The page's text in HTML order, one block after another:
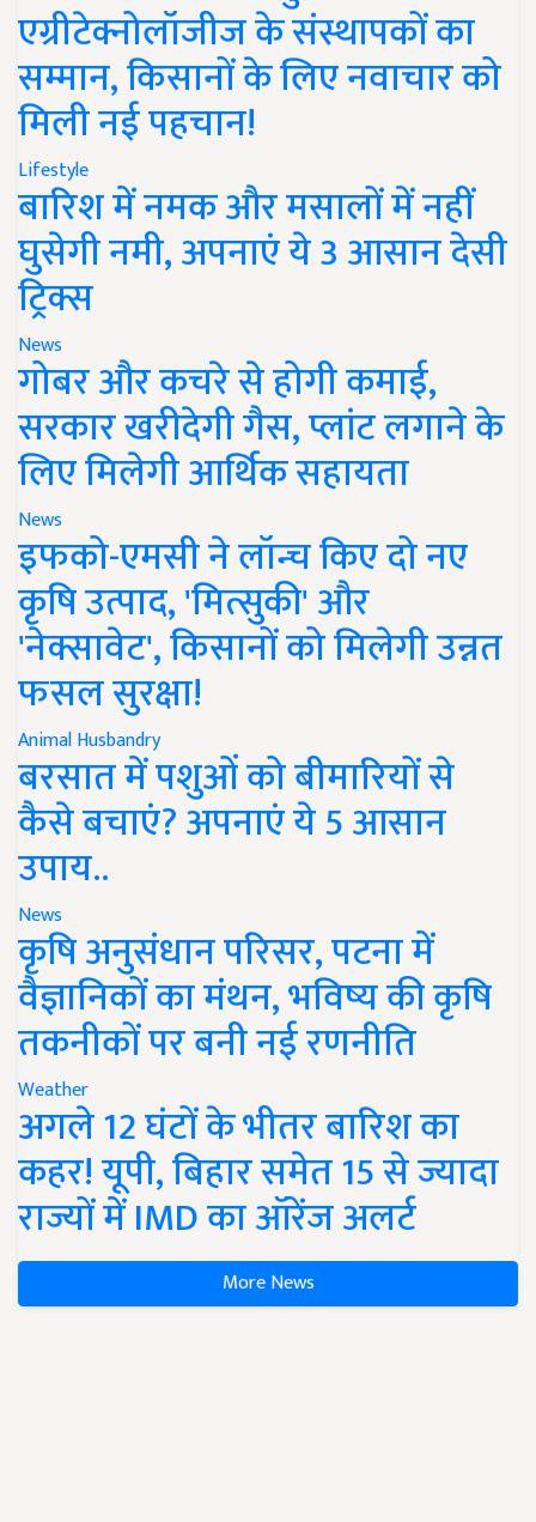
एग्रीटेक्नोलॉजीज के संस्थापकों का
सम्मान, किसानों के लिए नवाचार को
मिली नई पहचान!
Lifestyle
बारिश में नमक और मसालों में नहीं
घुसेगी नमी, अपनाएं ये 3 आसान देसी
ट्रिक्स
News
गोबर और कचरे से होगी कमाई,
सरकार खरीदेगी गैस, प्लांट लगाने के
लिए मिलेगी आर्थिक सहायता
News
इफको-एमसी ने लॉन्च किए दो नए
कृषि उत्पाद, 'मित्सुकी' और
'नेक्सावेट', किसानों को मिलेगी उन्नत
फसल सुरक्षा!
Animal Husbandry
बरसात में पशुओं को बीमारियों से
कैसे बचाएं? अपनाएं ये 5 आसान
उपाय..
News
कृषि अनुसंधान परिसर, पटना में
वैज्ञानिकों का मंथन, भविष्य की कृषि
तकनीकों पर बनी नई रणनीति
Weather
अगले 12 घंटों के भीतर बारिश का
कहर! यूपी, बिहार समेत 15 से ज्यादा
राज्यों में IMD का ऑरेंज अलर्ट
More News